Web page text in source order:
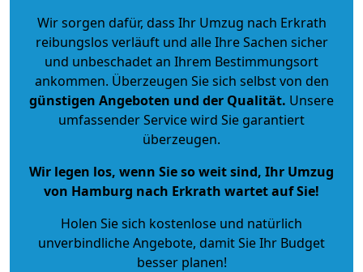
Wir sorgen dafür, dass Ihr Umzug nach Erkrath
reibungslos verläuft und alle Ihre Sachen sicher
und unbeschadet an Ihrem Bestimmungsort
ankommen. Überzeugen Sie sich selbst von den
günstigen Angeboten und der Qualität. Unsere
umfassender Service wird Sie garantiert
überzeugen.
Wir legen los, wenn Sie so weit sind, Ihr Umzug
von Hamburg nach Erkrath wartet auf Sie!
Holen Sie sich kostenlose und natürlich
unverbindliche Angebote, damit Sie Ihr Budget
besser planen!